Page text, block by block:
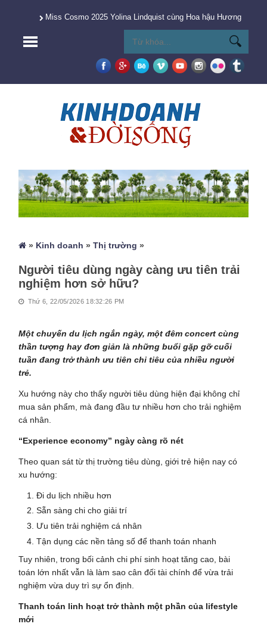
Miss Cosmo 2025 Yolina Lindquist cùng Hoa hậu Hương
» Kinh doanh »Thị trường »
Người tiêu dùng ngày càng ưu tiên trải
nghiệm hơn sở hữu?
Thứ 6, 22/05/2026 18:32:26 PM
Một chuyến du lịch ngắn ngày, một đêm concert cùng
thần tượng hay đơn giản là những buổi gặp gỡ cuối
tuần đang trở thành ưu tiên chi tiêu của nhiều người
trẻ.
Xu hướng này cho thấy người tiêu dùng hiện đại không chỉ
mua sản phẩm, mà đang đầu tư nhiều hơn cho trải nghiệm
cá nhân.
“Experience economy” ngày càng rõ nét
Theo quan sát từ thị trường tiêu dùng, giới trẻ hiện nay có
xu hướng:
Đi du lịch nhiều hơn
Sẵn sàng chi cho giải trí
Ưu tiên trải nghiệm cá nhân
Tận dụng các nền tảng số để thanh toán nhanh
Tuy nhiên, trong bối cảnh chi phí sinh hoạt tăng cao, bài
toán lớn nhất vẫn là làm sao cân đối tài chính để vừa trải
nghiệm vừa duy trì sự ổn định.
Thanh toán linh hoạt trở thành một phần của lifestyle
mới